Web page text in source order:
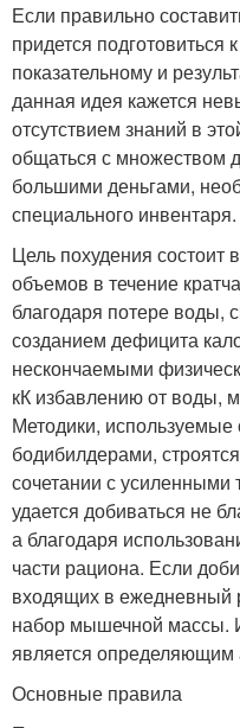
Если правильно
придется подготовиться
показательному и
данная идея кажется
отсутствием знаний в
общаться с множеством
большими деньгами,
специального инвентаря.
Цель похудения состоит
объемов в течение
благодаря потере воды,
созданием дефицита
нескончаемыми
кК избавлению от воды,
Методики,
бодибилдерами,
сочетании с
удается добиваться не
а благодаря
части рациона. Если
входящих в ежедневный
набор мышечной массы.
является определяющим
Основные правила